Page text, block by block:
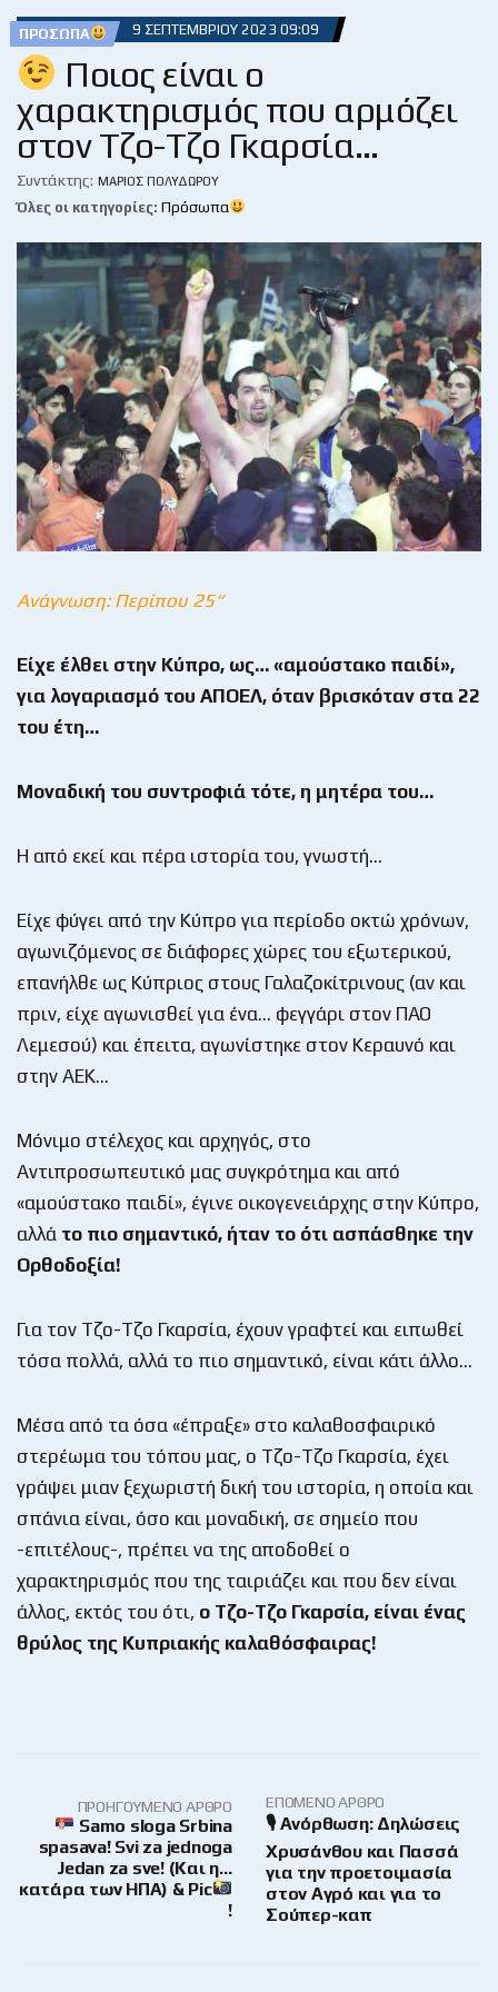
ΠΡΌΣΩΠΑ 9 ΣΕΠΤΕΜΒΡΊΟΥ 2023 09:09
Ποιος είναι ο
χαρακτηρισμός που αρμόζει
στον Τζο-Τζο Γκαρσία…
Συντάκτης: ΜΆΡΙΟΣ ΠΟΛΥΔΏΡΟΥ
Όλες οι κατηγορίες: Πρόσωπα
Ανάγνωση: Περίπου 25“
Είχε έλθει στην Κύπρο, ως… «αμούστακο παιδί»,
για λογαριασμό του ΑΠΟΕΛ, όταν βρισκόταν στα 22
του έτη…
Μοναδική του συντροφιά τότε, η μητέρα του…
Η από εκεί και πέρα ιστορία του, γνωστή…
Είχε φύγει από την Κύπρο για περίοδο οκτώ χρόνων,
αγωνιζόμενος σε διάφορες χώρες του εξωτερικού,
επανήλθε ως Κύπριος στους Γαλαζοκίτρινους (αν και
πριν, είχε αγωνισθεί για ένα… φεγγάρι στον ΠΑΟ
Λεμεσού) και έπειτα, αγωνίστηκε στον Κεραυνό και
στην ΑΕΚ…
Μόνιμο στέλεχος και αρχηγός, στο
Αντιπροσωπευτικό μας συγκρότημα και από
«αμούστακο παιδί», έγινε οικογενειάρχης στην Κύπρο,
αλλά το πιο σημαντικό, ήταν το ότι ασπάσθηκε την
Ορθοδοξία!
Για τον Τζο-Τζο Γκαρσία, έχουν γραφτεί και ειπωθεί
τόσα πολλά, αλλά το πιο σημαντικό, είναι κάτι άλλο…
Μέσα από τα όσα «έπραξε» στο καλαθοσφαιρικό
στερέωμα του τόπου μας, ο Τζο-Τζο Γκαρσία, έχει
γράψει μιαν ξεχωριστή δική του ιστορία, η οποία και
σπάνια είναι, όσο και μοναδική, σε σημείο που
-επιτέλους-, πρέπει να της αποδοθεί ο
χαρακτηρισμός που της ταιριάζει και που δεν είναι
άλλος, εκτός του ότι, ο Τζο-Τζο Γκαρσία, είναι ένας
θρύλος της Κυπριακής καλαθόσφαιρας!
ΠΡΟΗΓΟΎΜΕΝΟ ΆΡΘΡΟ
Samo sloga Srbina
spasava! Svi za jednoga
Jedan za sve! (Και η…
κατάρα των ΗΠΑ) & Pic
!
ΕΠΌΜΕΝΟ ΆΡΘΡΟ
🎙 Ανόρθωση: Δηλώσεις
Χρυσάνθου και Πασσά
για την προετοιμασία
στον Αγρό και για το
Σούπερ-καπ